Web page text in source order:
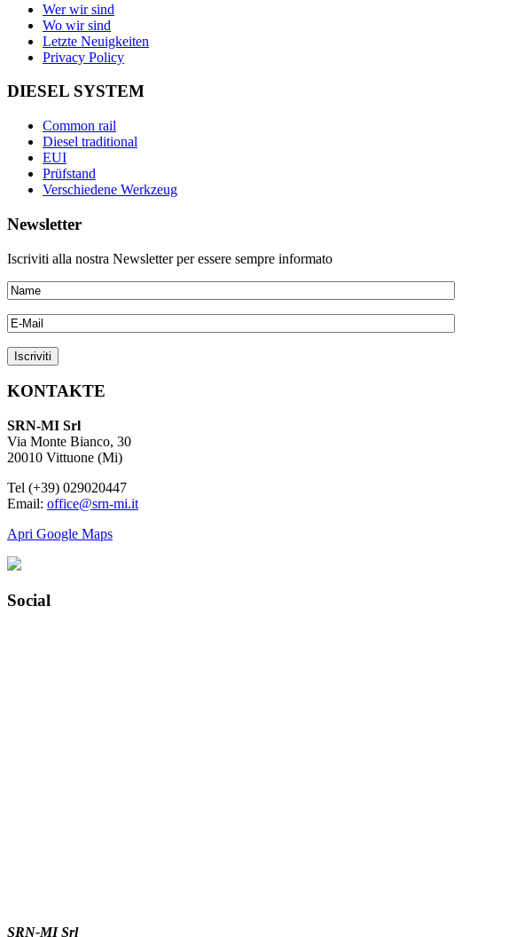
Wer wir sind
Wo wir sind
Letzte Neuigkeiten
Privacy Policy
DIESEL SYSTEM
Common rail
Diesel traditional
EUI
Prüfstand
Verschiedene Werkzeug
Newsletter
Iscriviti alla nostra Newsletter per essere sempre informato
KONTAKTE
SRN-MI Srl
Via Monte Bianco, 30
20010 Vittuone (Mi)
Tel (+39) 029020447
Email: office@srn-mi.it
Apri Google Maps
Social
SRN-MI Srl